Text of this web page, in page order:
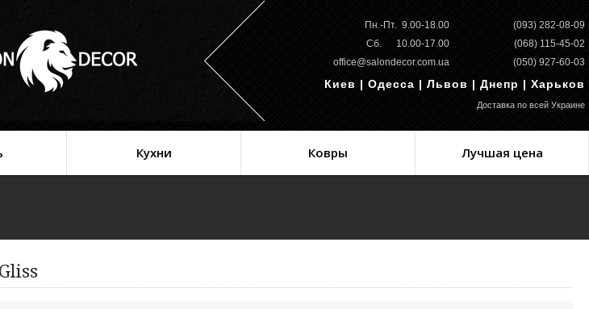
Пн.-Пт. 9.00-18.00
Сб. 10.00-17.00
office@salondecor.com.ua
(093) 282-08-09
(068) 115-45-02
(050) 927-60-03
Киев | Одесса | Львов | Днепр | Харьков
Доставка по всей Украине
Кухни Ковры Лучшая цена